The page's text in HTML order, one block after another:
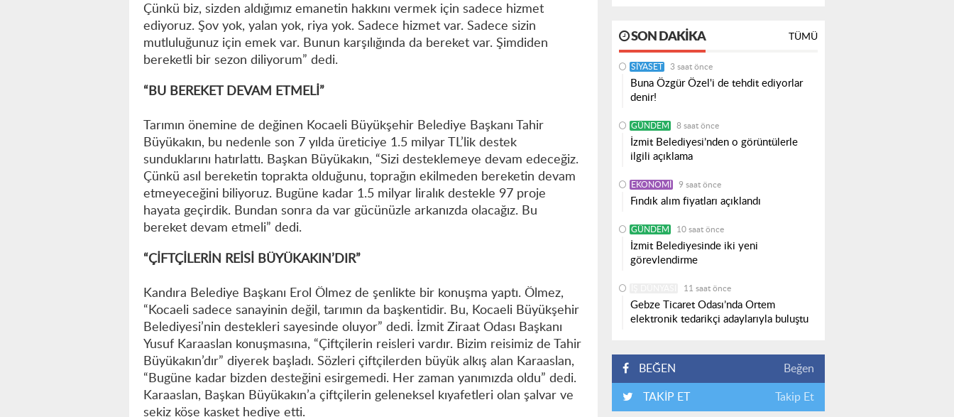
Çünkü biz, sizden aldığımız emanetin hakkını vermek için sadece hizmet
ediyoruz. Şov yok, yalan yok, riya yok. Sadece hizmet var. Sadece sizin
mutluluğunuz için emek var. Bunun karşılığında da bereket var. Şimdiden
bereketli bir sezon diliyorum” dedi.
“BU BEREKET DEVAM ETMELİ”
Tarımın önemine de değinen Kocaeli Büyükşehir Belediye Başkanı Tahir
Büyükakın, bu nedenle son 7 yılda üreticiye 1.5 milyar TL’lik destek
sunduklarını hatırlattı. Başkan Büyükakın, “Sizi desteklemeye devam edeceğiz.
Çünkü asıl bereketin toprakta olduğunu, toprağın ekilmeden bereketin devam
etmeyeceğini biliyoruz. Bugüne kadar 1.5 milyar liralık destekle 97 proje
hayata geçirdik. Bundan sonra da var gücünüzle arkanızda olacağız. Bu
bereket devam etmeli” dedi.
“ÇİFTÇİLERİN REİSİ BÜYÜKAKIN’DIR”
Kandıra Belediye Başkanı Erol Ölmez de şenlikte bir konuşma yaptı. Ölmez,
“Kocaeli sadece sanayinin değil, tarımın da başkentidir. Bu, Kocaeli Büyükşehir
Belediyesi’nin destekleri sayesinde oluyor” dedi. İzmit Ziraat Odası Başkanı
Yusuf Karaaslan konuşmasına, “Çiftçilerin reisleri vardır. Bizim reisimiz de Tahir
Büyükakın’dır” diyerek başladı. Sözleri çiftçilerden büyük alkış alan Karaaslan,
“Bugüne kadar bizden desteğini esirgemedi. Her zaman yanımızda oldu” dedi.
Karaaslan, Başkan Büyükakın’a çiftçilerin geleneksel kıyafetleri olan şalvar ve
sekiz köşe kasket hediye etti.
SON DAKIKA TÜMÜ
SIYASET 3 saat önce
Buna Özgür Özel'i de tehdit ediyorlar
denir!
GÜNDEM 8 saat önce
İzmit Belediyesi’nden o görüntülerle
ilgili açıklama
EKONOMI 9 saat önce
Fındık alım fiyatları açıklandı
GÜNDEM 10 saat önce
İzmit Belediyesinde iki yeni
görevlendirme
11 saat önce
Gebze Ticaret Odası’nda Ortem
elektronik tedarikçi adaylarıyla buluştu
BEĞEN Beğen
TAKİP ET Takip Et